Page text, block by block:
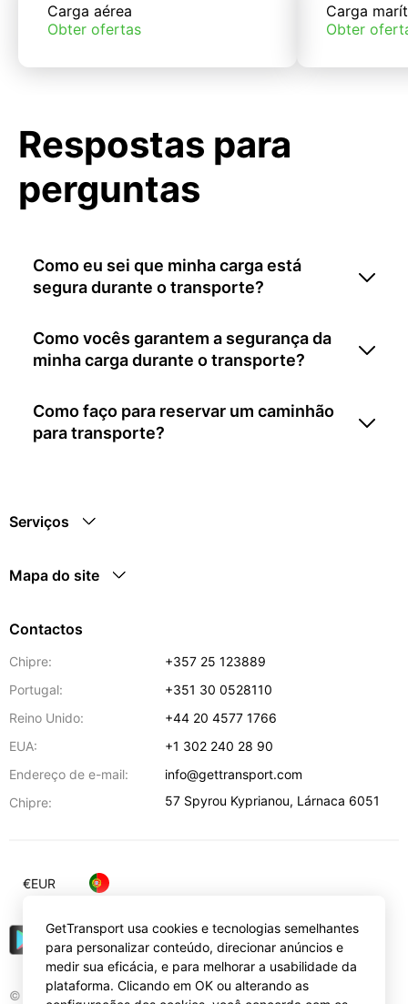
Carga aérea
Obter ofertas
Carga
Obter
Respostas para
perguntas
Como eu sei que minha carga está
segura durante o transporte?
Como vocês garantem a segurança da
minha carga durante o transporte?
Como faço para reservar um caminhão
para transporte?
Serviços
Mapa do site
Contactos
Chipre:
+357 25 123889
Portugal:
+351 30 0528110
Reino Unido:
+44 20 4577 1766
EUA:
+1 302 240 28 90
Endereço de e-mail:
info@gettransport.com
Chipre:
57 Spyrou Kyprianou, Lárnaca 6051
© Gettransport International Limited. GetTransport®
€EUR
GetTransport usa cookies e tecnologias semelhantes
para personalizar conteúdo, direcionar anúncios e
medir sua eficácia, e para melhorar a usabilidade da
plataforma. Clicando em OK ou alterando as